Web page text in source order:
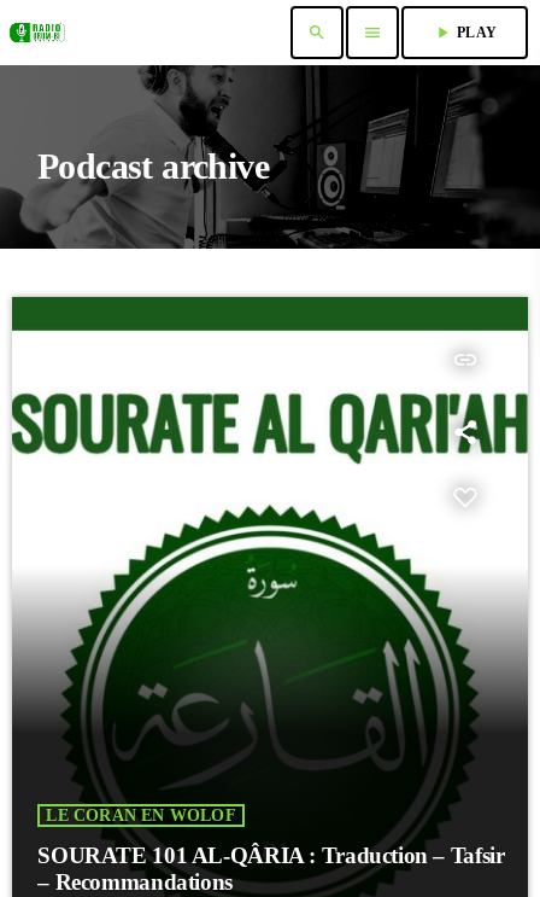
search menu play_arrow PLAY
Podcast archive
insert_link
LE CORAN EN WOLOF
SOURATE 101 AL-QÂRIA : Traduction – Tafsir
– Recommandations